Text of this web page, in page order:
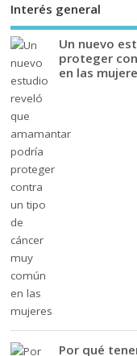
Interés general
Un nuevo
proteger
en las
Por qué